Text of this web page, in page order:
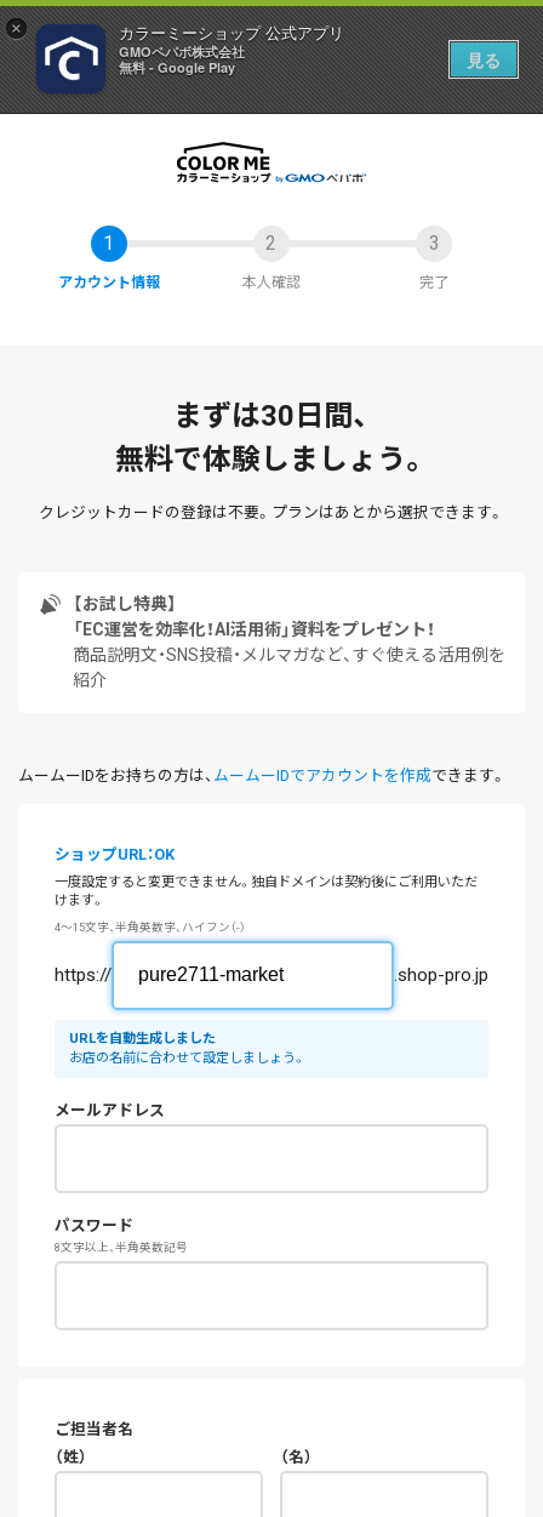
× カラーミーショップ 公式アプリ
GMOペパボ株式会社
無料 - Google Play
見る
アカウント情報 本人確認 完了
まずは30日間、
無料で体験しましょう。
クレジットカードの登録は不要。 プランはあとから選択できます。
【お試し特典】
「EC運営を効率化！AI活用術」資料をプレゼント！
商品説明文・SNS投稿・メルマガなど、すぐ使える活用例を
紹介
ムームーIDをお持ちの方は、 ムームーIDでアカウントを作成できます。
ショップURL：OK
一度設定すると変更できません。独自ドメインは契約後にご利用いただ
けます。
4～15文字、半角英数字、ハイフン（-）
https:// .shop-pro.jp
URLを自動生成しました
お店の名前に合わせて設定しましょう。
メールアドレス
パスワード
8文字以上、半角英数記号
ご担当者名
（姓）
（名）